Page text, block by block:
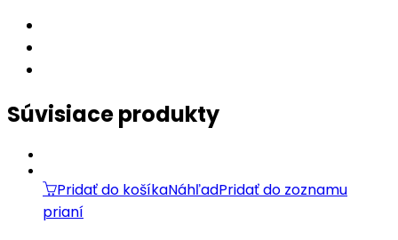
Súvisiace produkty
Pridať do košíkaNáhľadPridať do zoznamu
prianí